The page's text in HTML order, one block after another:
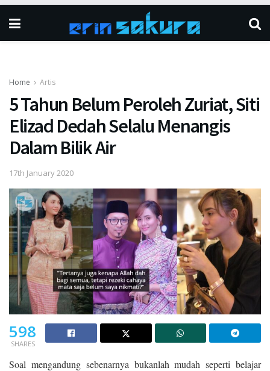
Home Artis
5 Tahun Belum Peroleh Zuriat, Siti
Elizad Dedah Selalu Menangis
Dalam Bilik Air
17th January 2020
598
SHARES
Soal mengandung sebenarnya bukanlah mudah seperti belajar